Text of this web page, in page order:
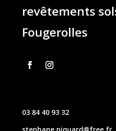
revêtements
Fougerolles
03 84 40 93 32